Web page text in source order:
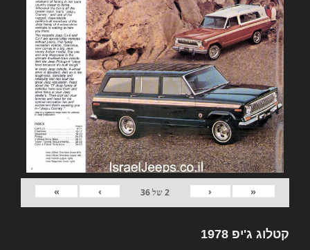
«
‹
2של36
›
»
קטלוג ג'יפ 1978